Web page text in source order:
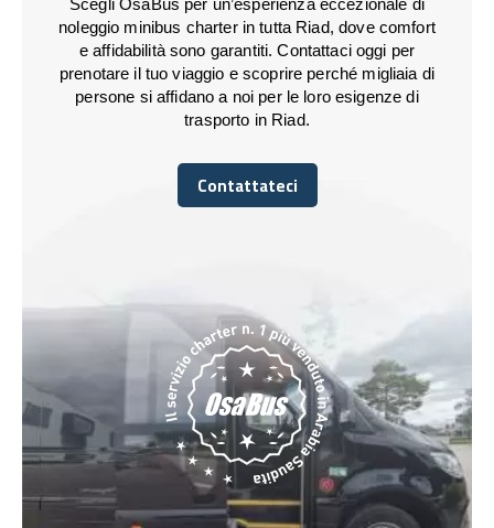
noleggio minibus charter in tutta Riad, dove comfort
e affidabilità sono garantiti. Contattaci oggi per
prenotare il tuo viaggio e scoprire perché migliaia di
persone si affidano a noi per le loro esigenze di
trasporto in Riad.
Contattateci
Contattateci